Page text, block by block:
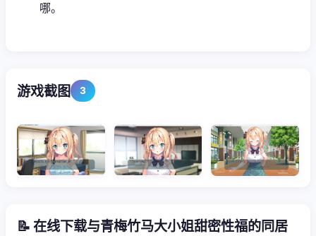
哪。
游戏截图 3
📝 在线下载与青梅竹马大小姐甜密性福的同居